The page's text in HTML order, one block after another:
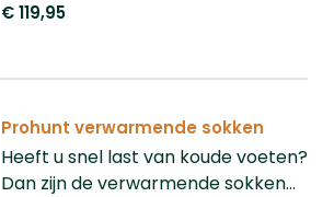
warmtestanden, wordt gevoed
mAh powerbank en kan eenvoudig
worden omgevormd tot een
verwarmde stoelhoes.
€ 119,95
Prohunt verwarmende sokken
Heeft u snel last van koude voeten?
Dan zijn de verwarmende sokken